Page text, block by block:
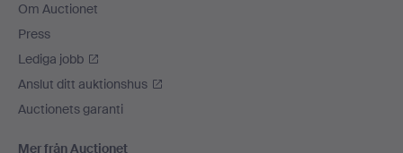
Om Auctionet
Press
Lediga jobb
Anslut ditt auktionshus
Auctionets garanti
Mer från Auctionet